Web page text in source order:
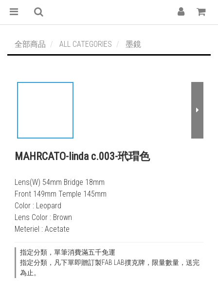
全部商品 ALL CATEGORIES 墨鏡
MAHRCATO-linda c.003-玳瑁色
Lens(W) 54mm Bridge 18mm
Front 149mm Temple 145mm
Color : Leopard
Lens Color : Brown
Meteriel : Acetate
指定分類，單筆消費滿五千免運
指定分類，凡下單即贈訂製FAB LAB撲克牌，限量數量，送完
為止。